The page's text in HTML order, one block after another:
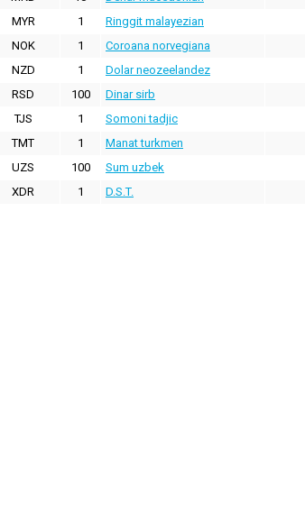
MYR
1 Ringgit malayezian
NOK
1 Coroana norvegiana
NZD
1 Dolar neozeelandez
RSD
100 Dinar sirb
TJS
1 Somoni tadjic
TMT
1 Manat turkmen
UZS
100 Sum uzbek
XDR
1 D.S.T.